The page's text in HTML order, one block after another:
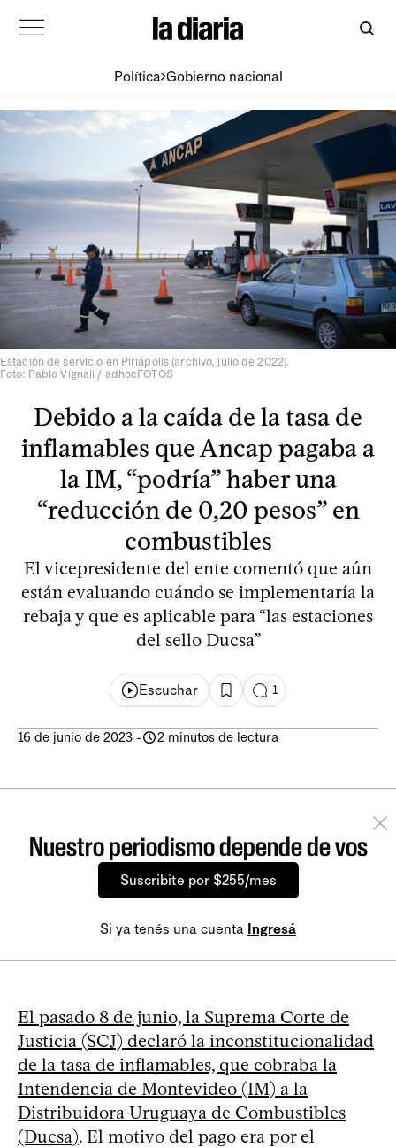
Política Gobierno nacional
Estación de servicio en Piriápolis (archivo, julio de 2022).
Foto: Pablo Vignali / adhocFOTOS
Debido a la caída de la tasa de
inflamables que Ancap pagaba a
la IM, “podría” haber una
“reducción de 0,20 pesos” en
combustibles
El vicepresidente del ente comentó que aún
están evaluando cuándo se implementaría la
rebaja y que es aplicable para “las estaciones
del sello Ducsa”
Escuchar 1
16 de junio de 2023 - 2 minutos de lectura
Nuestro periodismo depende de vos
Suscribite por $255/mes
Si ya tenés una cuenta Ingresá
El pasado 8 de junio, la Suprema Corte de
Justicia (SCJ) declaró la inconstitucionalidad
de la tasa de inflamables, que cobraba la
Intendencia de Montevideo (IM) a la
Distribuidora Uruguaya de Combustibles
(Ducsa). El motivo del pago era por el